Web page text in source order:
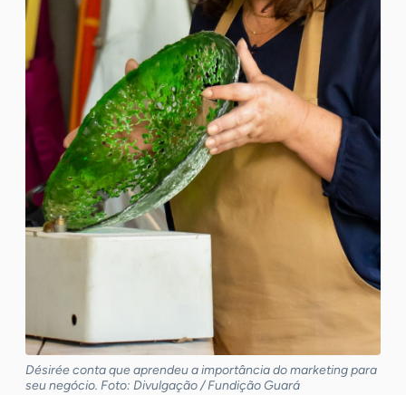
Désirée conta que aprendeu a importância do marketing para
seu negócio. Foto: Divulgação / Fundição Guará